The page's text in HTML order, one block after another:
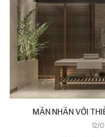
MÃN NHÃN VỚI
12/